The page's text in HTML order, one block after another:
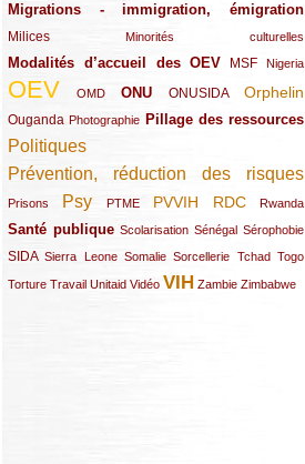
Migrations - immigration, émigration
(67/289)
Milices
(34/289) Minorités culturelles
(15/289)
Modalités d’accueil des OEV
(58/289) MSF
(54/289) Nigeria
(27/289)
OEV
(269/289) OMD
(26/289) ONU
(58/289) ONUSIDA
(44/289) Orphelin
(112/289)
Ouganda
(29/289) Photographie
(27/289) Pillage des ressources
(77/289)
Politiques
(120/289)
Prévention, réduction des risques
(131/289)
Prisons
(22/289) Psy
(119/289) PTME
(12/289) PVVIH
(111/289) RDC
(104/289) Rwanda
(23/289)
Santé publique
(59/289) Scolarisation
(9/289) Sénégal
(13/289) Sérophobie
(19/289)
SIDA
(29/289)Sierra Leone
(13/289) Somalie
(12/289) Sorcellerie
(19/289) Tchad
(10/289) Togo
(15/289)
Torture
(17/289)Travail
(21/289) Unitaid
(26/289) Vidéo
(23/289) VIH
(154/289) Zambie
(12/289) Zimbabwe
(21/289)